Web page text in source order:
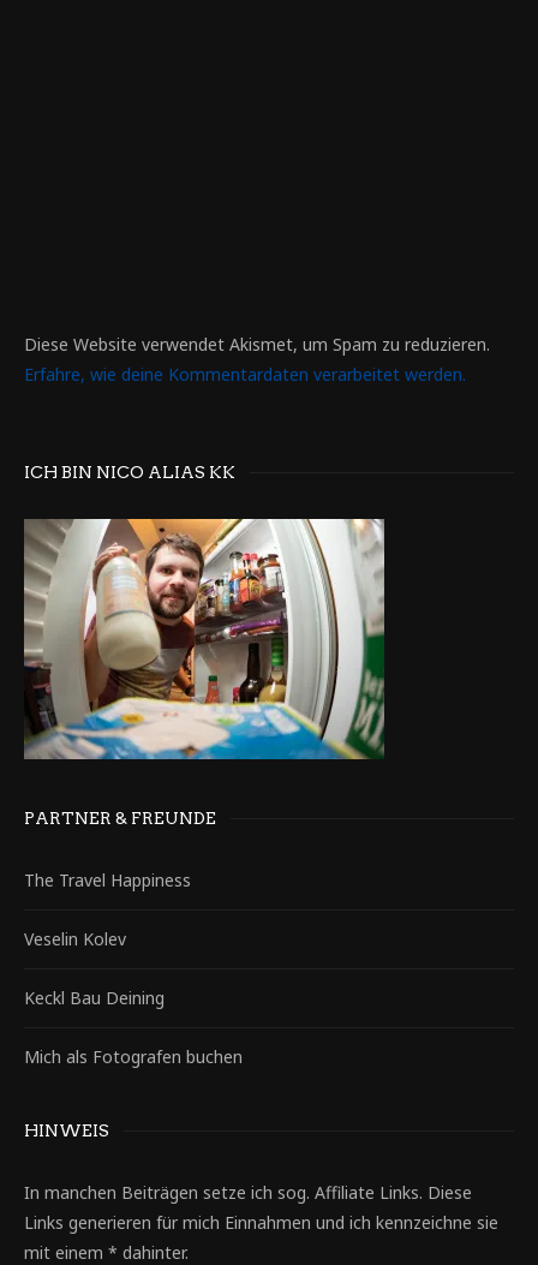
Diese Website verwendet Akismet, um Spam zu reduzieren.
Erfahre, wie deine Kommentardaten verarbeitet werden.
ICH BIN NICO ALIAS KK
PARTNER & FREUNDE
The Travel Happiness
Veselin Kolev
Keckl Bau Deining
Mich als Fotografen buchen
HINWEIS
In manchen Beiträgen setze ich sog. Affiliate Links. Diese
Links generieren für mich Einnahmen und ich kennzeichne sie
mit einem * dahinter.